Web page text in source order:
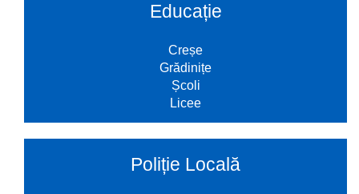
Educație
Creșe
Grădinițe
Școli
Licee
Poliție Locală